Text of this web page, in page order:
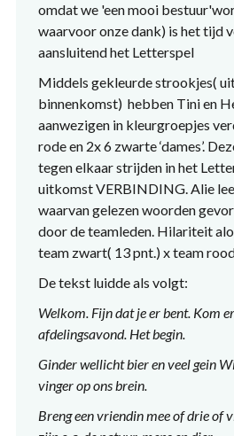
omdat we 'een mooi
waarvoor onze dank) is het tijd
aansluitend het Letterspel
Middels gekleurde strookjes(
binnenkomst) hebben Tini en
aanwezigen in kleurgroepjes
rode en 2x 6 zwarte ‘dames’.
tegen elkaar strijden in het
uitkomst VERBINDING. Alie
waarvan gelezen woorden
door de teamleden. Hilariteit
team zwart( 13 pnt.) x team
De tekst luidde als volgt:
Welkom. Fijn dat je er bent. Kom
afdelingsavond. Het begin.
Ginderwellicht bier en veel gein
vinger op ons brein.
Brengeen vriendin mee of drie of